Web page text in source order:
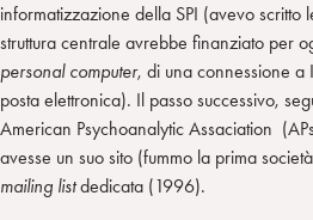
informatizzazione della SPI (avevo scritto
struttura centrale avrebbe finanziato per
personal computer, di una connessione a
posta elettronica). Il passo successivo,
American Psychoanalytic Assaciation
avesse un suo sito (fummo la prima
mailing listdedicata (1996).